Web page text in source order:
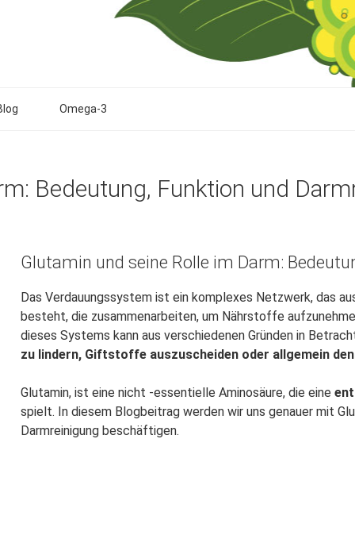
Omega-3
Bedeutung, Funktion und
Glutamin und seine Rolle im Darm:
Das Verdauungssystem ist ein komplexes Netzwerk, das
besteht, die zusammenarbeiten, um Nährstoffe
dieses Systems kann aus verschiedenen Gründen in
zu lindern, Giftstoffe auszuscheiden oder allgemein
Glutamin, ist eine nicht -essentielle Aminosäure, die eine
spielt. In diesem Blogbeitrag werden wir uns genauer mit
Darmreinigung beschäftigen.